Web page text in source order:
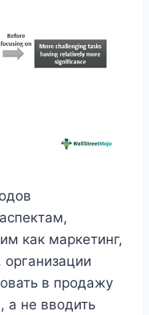
как маркетинг,
в продажу
а не вводить